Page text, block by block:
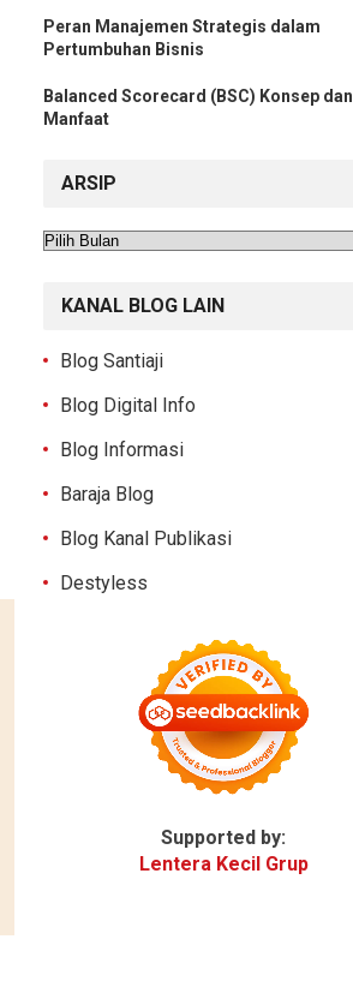
Peran Manajemen Strategis dalam
Pertumbuhan Bisnis
Balanced Scorecard (BSC) Konsep dan
Manfaat
ARSIP
Arsip
KANAL BLOG LAIN
Blog Santiaji
Blog Digital Info
Blog Informasi
Baraja Blog
Blog Kanal Publikasi
Destyless
Supported by:
Lentera Kecil Grup